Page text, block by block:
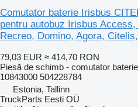
Comutator baterie Irisbus
pentru autobuz Irisbus
Recreo, Domino, Agora,
79,03 EUR ≈ 414,70 RON
Piesă de schimb - comutator baterie
10843000 504228784
Estonia, Tallinn
TruckParts Eesti OÜ